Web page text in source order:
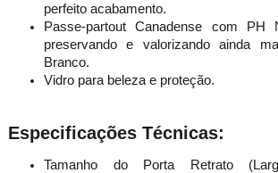
perfeito acabamento.
Passe-partout Canadense com PH
preservando e valorizando ainda
Branco.
Vidro para beleza e proteção.
Especificações Técnicas:
Tamanho do Porta Retrato